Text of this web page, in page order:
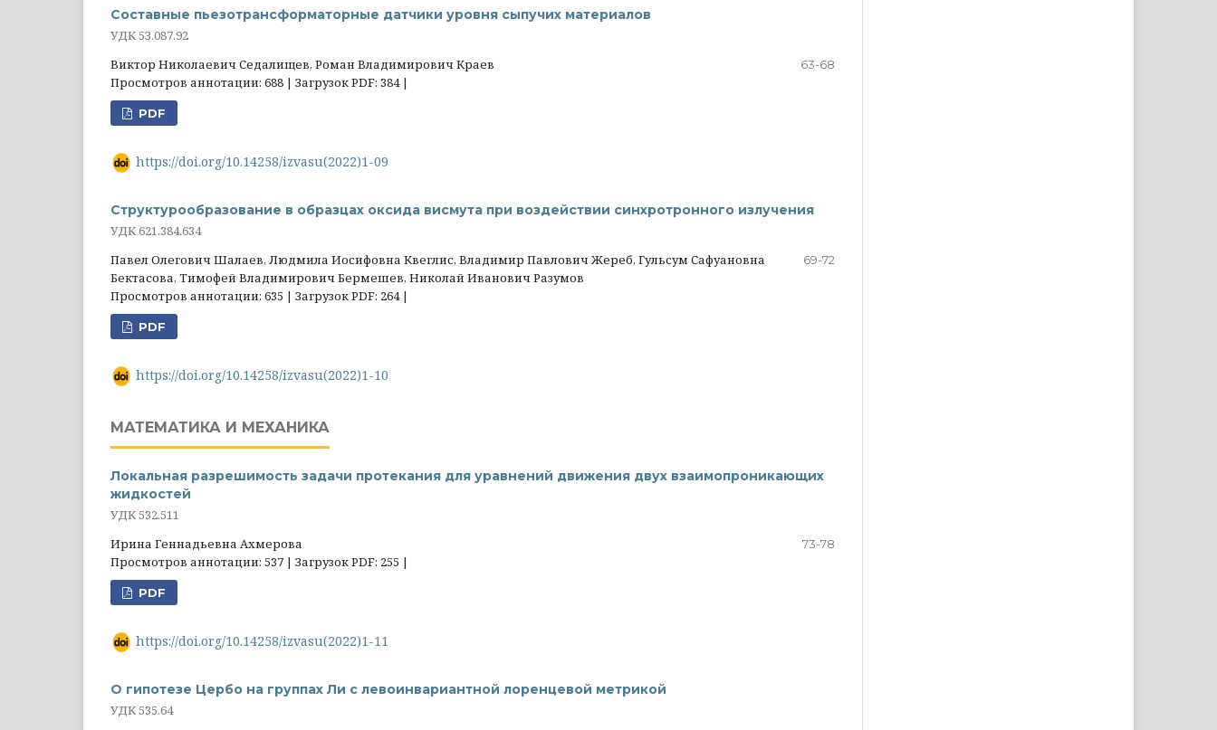
Составные пьезотрансформаторные датчики уровня сыпучих материалов
УДК 5З.087.92
Виктор Николаевич Седалищев, Роман Владимирович Краев
63-68
Просмотров аннотации: 688 | Загрузок PDF: 384 |
PDF
https://doi.org/10.14258/izvasu(2022)1-09
Структурообразование в образцах оксида висмута при воздействии синхротронного излучения
УДК 621.384.634
Павел Олегович Шалаев, Людмила Иосифовна Квеглис, Владимир Павлович Жереб, Гульсум Сафуановна
Бектасова, Тимофей Владимирович Бермешев, Николай Иванович Разумов
69-72
Просмотров аннотации: 635 | Загрузок PDF: 264 |
PDF
https://doi.org/10.14258/izvasu(2022)1-10
МАТЕМАТИКА И МЕХАНИКА
Локальная разрешимость задачи протекания для уравнений движения двух взаимопроникающих
жидкостей
УДК 532.511
Ирина Геннадьевна Ахмерова
73-78
Просмотров аннотации: 537 | Загрузок PDF: 255 |
PDF
https://doi.org/10.14258/izvasu(2022)1-11
О гипотезе Цербо на группах Ли с левоинвариантной лоренцевой метрикой
УДК 535.64